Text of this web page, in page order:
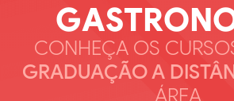
CONHEÇA OS
GRADUAÇÃO A
ÁREA